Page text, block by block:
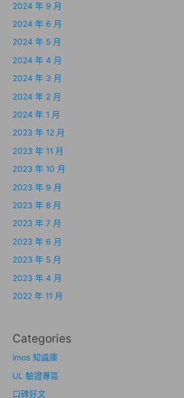
2024 年 9 月
2024 年 6 月
2024 年 5 月
2024 年 4 月
2024 年 3 月
2024 年 2 月
2024 年 1 月
2023 年 12 月
2023 年 11 月
2023 年 10 月
2023 年 9 月
2023 年 8 月
2023 年 7 月
2023 年 6 月
2023 年 5 月
2023 年 4 月
2022 年 11 月
Categories
imos 知識庫
UL 驗證專區
口碑好文